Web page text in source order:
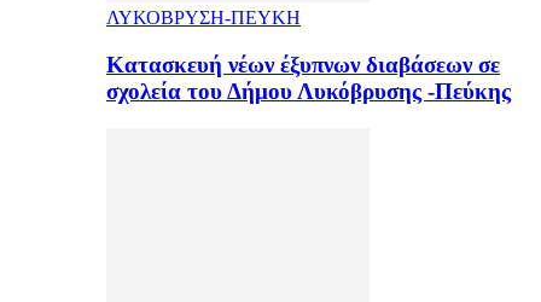
ΛΥΚΟΒΡΥΣΗ-ΠΕΥΚΗ
Κατασκευή νέων έξυπνων διαβάσεων σε
σχολεία του Δήμου Λυκόβρυσης -Πεύκης